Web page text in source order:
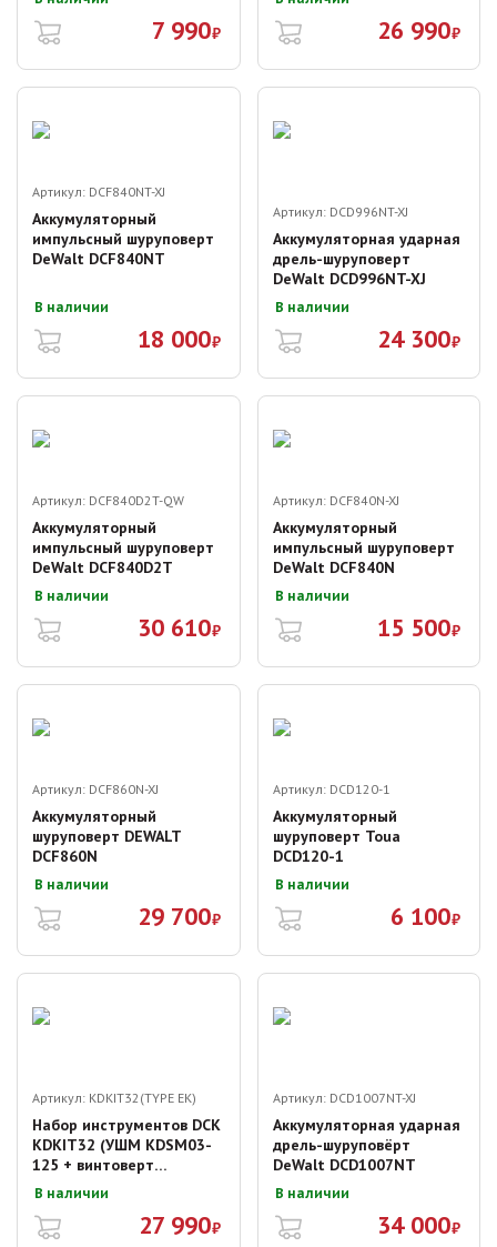
7 990₽ 26 990₽
Артикул: DCF840NT-XJ
Аккумуляторный
импульсный шуруповерт
DeWalt DCF840NT
В наличии
18 000₽
Артикул: DCD996NT-XJ
Аккумуляторная ударная
дрель-шуруповерт
DeWalt DCD996NT-XJ
В наличии
24 300₽
Артикул: DCF840D2T-QW
Аккумуляторный
импульсный шуруповерт
DeWalt DCF840D2T
В наличии
30 610₽
Артикул: DCF840N-XJ
Аккумуляторный
импульсный шуруповерт
DeWalt DCF840N
В наличии
15 500₽
Артикул: DCF860N-XJ
Аккумуляторный
шуруповерт DEWALT
DCF860N
В наличии
29 700₽
Артикул: DCD120-1
Аккумуляторный
шуруповерт Toua
DCD120-1
В наличии
6 100₽
Артикул: KDKIT32(TYPE EK)
Набор инструментов DCK
KDKIT32 (УШМ KDSM03-
125 + винтоверт
KDPL208)
В наличии
27 990₽
Артикул: DCD1007NT-XJ
Аккумуляторная ударная
дрель-шуруповёрт
DeWalt DCD1007NT
В наличии
34 000₽